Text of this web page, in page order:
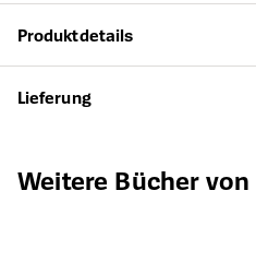
Produktdetails
Lieferung
Produktgalerie überspringen
Weitere Bücher von